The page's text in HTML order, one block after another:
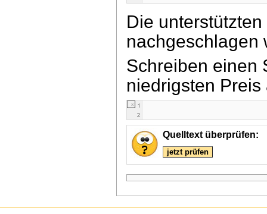
Die
Schreiben einen
niedrigsten Preis
Quelltext überprüfen:
jetzt prüfen